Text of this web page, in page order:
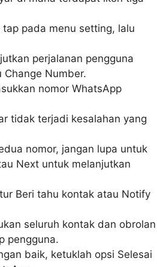
pada menu setting, lalu
perjalanan pengguna
Number.
nomor WhatsApp
tidak terjadi kesalahan yang
nomor, jangan lupa untuk
Next untuk melanjutkan
Beri tahu kontak atau Notify
seluruh kontak dan obrolan
pengguna.
baik, ketuklah opsi Selesai